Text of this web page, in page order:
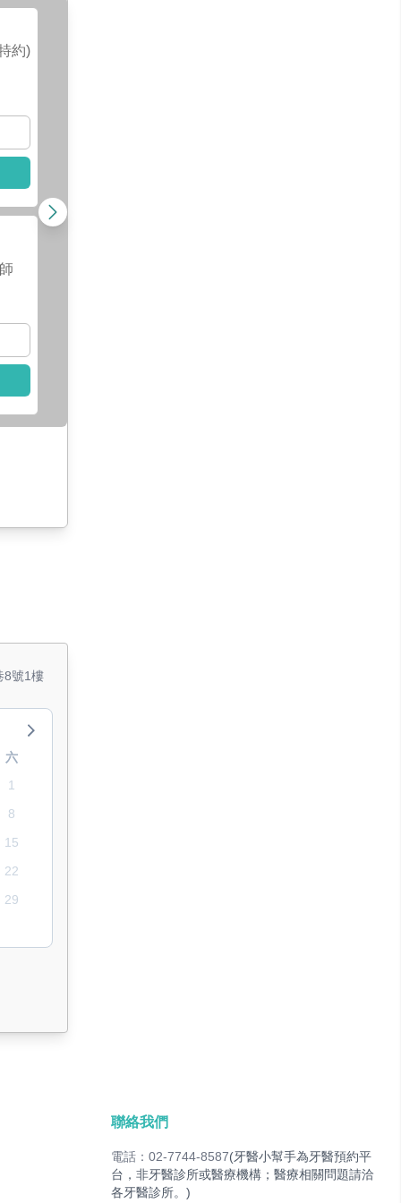
約)
8號1樓
六
1
8
15
22
29
聯絡我們
電話：02-7744-8587(牙醫小幫手為牙醫預約平
台，非牙醫診所或醫療機構；醫療相關問題請洽
各牙醫診所。)